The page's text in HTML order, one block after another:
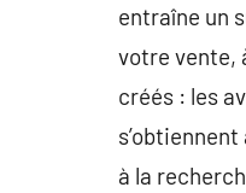
entraîne un
votre vente,
créés : les
à la